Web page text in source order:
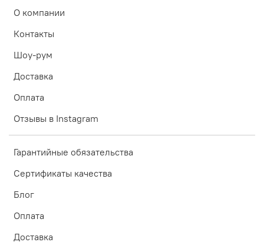
О компании
Контакты
Шоу-рум
Доставка
Оплата
Отзывы в Instagram
Гарантийные обязательства
Сертификаты качества
Блог
Оплата
Доставка